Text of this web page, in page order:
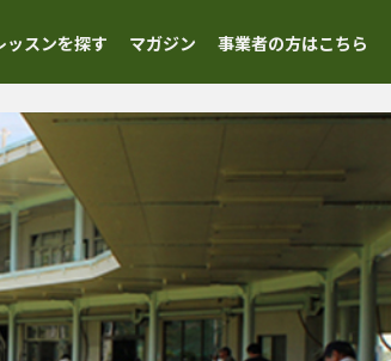
ッスンを探す マガジン 事業者の方はこちら